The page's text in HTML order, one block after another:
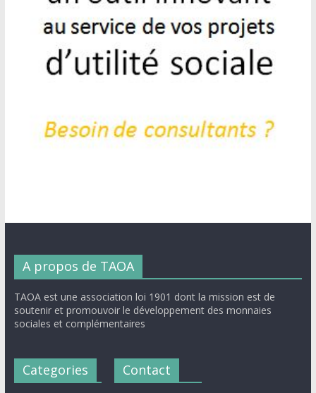
A propos de TAOA
TAOA est une association loi 1901 dont la mission est de
soutenir et promouvoir le développement des monnaies
sociales et complémentaires
Categories Contact